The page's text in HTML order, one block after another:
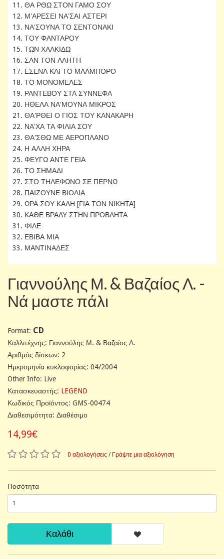
11. ΘΑ ΡΘΩ ΣΤΟΝ ΓΑΜΟ ΣΟΥ
12. Μ'ΑΡΕΣΕΙ ΝΑ'ΣΑΙ ΑΣΤΕΡΙ
13. ΝΑ'ΣΟΥΝΑ ΤΟ ΣΕΝΤΟΝΑΚΙ
14. ΤΟΥ ΦΑΝΤΑΡΟΥ
15. ΤΩΝ ΧΑΛΚΙΔΩ
16. ΣΑΝ ΤΟΝ ΑΛΗΤΗ
17. ΕΣΕΝΑ ΚΑΙ ΤΟ ΜΑΛΜΠΟΡΟ
18. ΤΟ ΜΟΝΟΜΕΛΕΣ
19. ΡΑΝΤΕΒΟΥ ΣΤΑ ΣΥΝΝΕΦΑ
20. ΗΘΕΛΑ ΝΑ'ΜΟΥΝΑ ΜΙΚΡΟΣ
21. ΘΑ'ΡΘΕΙ Ο ΓΙΟΣ ΤΟΥ ΚΑΝΑΚΑΡΗ
22. ΝΑ'ΧΑ ΤΑ ΦΙΛΙΑ ΣΟΥ
23. ΘΑ'ΣΘΩ ΜΕ ΑΕΡΟΠΛΑΝΟ
24. Η ΑΛΛΗ ΧΗΡΑ
25. ΦΕΥΓΩ ΑΝΤΕ ΓΕΙΑ
26. ΤΟ ΣΗΜΑΔΙ
27. ΣΤΟ ΤΗΛΕΦΩΝΟ ΣΕ ΠΕΡΝΩ
28. ΠΑΙΖΟΥΝΕ ΒΙΟΛΙΑ
29. ΩΡΑ ΣΟΥ ΚΑΛΗ [ΓΙΑ ΤΟΝ ΝΙΚΗΤΑ]
30. ΚΑΘΕ ΒΡΑΔΥ ΣΤΗΝ ΠΡΟΒΛΗΤΑ
31. ΦΙΛΕ
32. ΕΒΙΒΑ ΜΙΑ
33. ΜΑΝΤΙΝΑΔΕΣ
Γιαννούλης Μ. & Βαζαίος Λ. -
Νά μαστε πάλι
Format: CD
Καλλιτέχνης: Γιαννούλης Μ. & Βαζαίος Λ.
Αριθμός δίσκων: 2
Ημερομηνία κυκλοφορίας: 04/2004
Other Info: Live
Κατασκευαστής: LEGEND
Κωδικός Προϊόντος: GMS-00474
Διαθεσιμότητα: Διαθέσιμο
14,99€
0 αξιολογήσεις / Γράψτε μια αξιολόγηση
Ποσότητα
Καλάθι